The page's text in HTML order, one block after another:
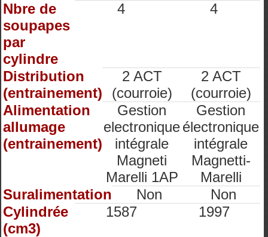
Nbre de
soupapes
par
cylindre
4 4
Distribution
(entrainement)
2 ACT
(courroie)
2 ACT
(courroie)
Alimentation
allumage
(entrainement)
Gestion
electronique
intégrale
Magneti
Marelli 1AP
Gestion
électronique
intégrale
Magnetti-
Marelli
Suralimentation
Non
Non
Cylindrée
(cm3)
1587 1997